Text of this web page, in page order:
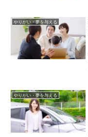
やりがい・夢を与える
やりがい・夢を与える